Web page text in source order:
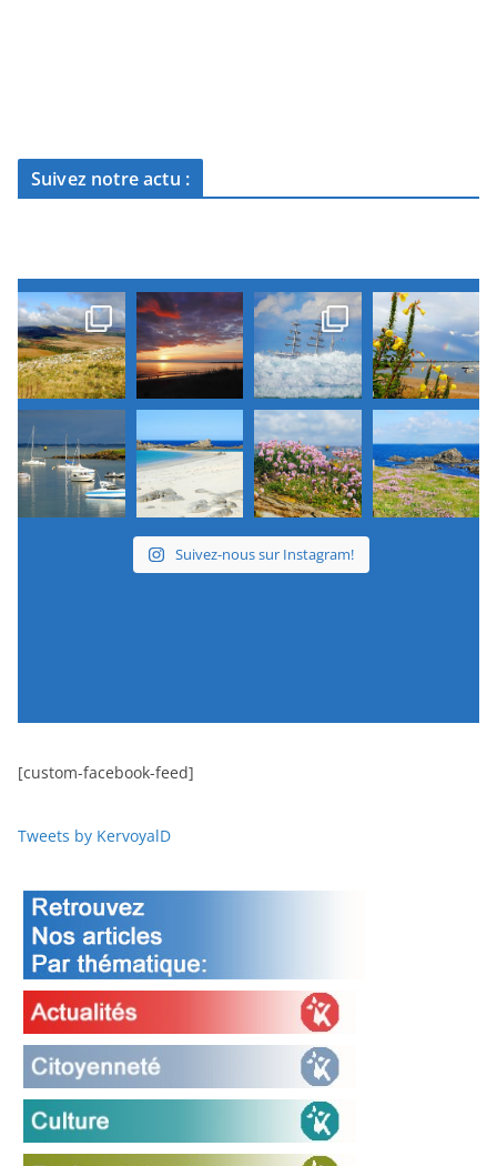
Suivez notre actu :
Suivez-nous sur Instagram!
[custom-facebook-feed]
Tweets by KervoyalD